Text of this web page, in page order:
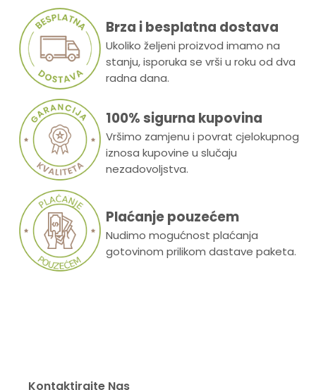
Brza i besplatna dostava
Ukoliko željeni proizvod imamo na
stanju, isporuka se vrši u roku od dva
radna dana.
100% sigurna kupovina
Vršimo zamjenu i povrat cjelokupnog
iznosa kupovine u slučaju
nezadovoljstva.
Plaćanje pouzećem
Nudimo mogućnost plaćanja
gotovinom prilikom dastave paketa.
Kontaktirajte Nas